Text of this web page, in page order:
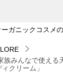
ガニックコスメ
LORE
族みんなで使える
クリーム」